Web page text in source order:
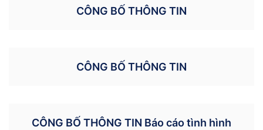
CÔNG BỐ THÔNG TIN
CÔNG BỐ THÔNG TIN
CÔNG BỐ THÔNG TIN Báo cáo tình hình